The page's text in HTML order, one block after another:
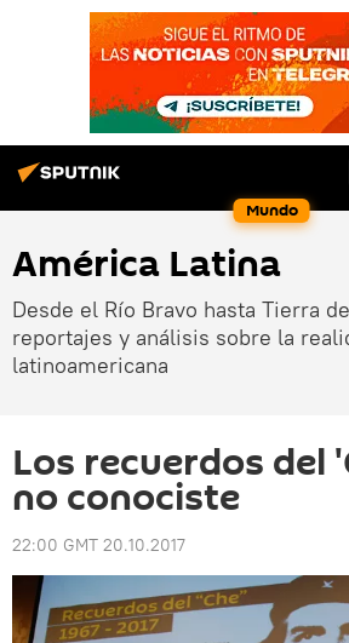
Mundo
América Latina
Desde el Río Bravo hasta Tierra
reportajes y análisis sobre la
latinoamericana
Los recuerdos del
no conociste
22:00 GMT 20.10.2017